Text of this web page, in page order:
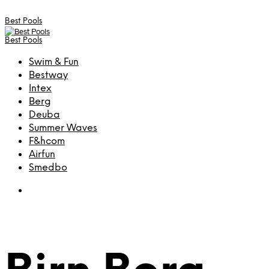
Best Pools
Best Pools
Swim & Fun
Bestway
Intex
Berg
Deuba
Summer Waves
F&hcom
Airfun
Smedbo